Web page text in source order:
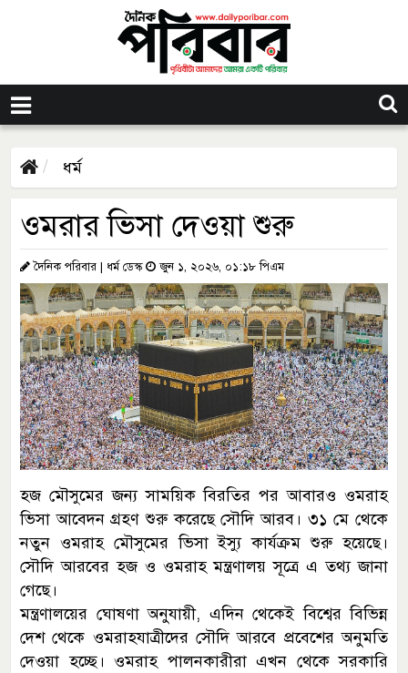
ধর্ম
ওমরার ভিসা দেওয়া শুরু
দৈনিক পরিবার | ধর্ম ডেস্ক জুন ১, ২০২৬, ০১:১৮ পিএম
হজ মৌসুমের জন্য সাময়িক বিরতির পর আবারও ওমরাহ
ভিসা আবেদন গ্রহণ শুরু করেছে সৌদি আরব। ৩১ মে থেকে
নতুন ওমরাহ মৌসুমের ভিসা ইস্যু কার্যক্রম শুরু হয়েছে।
সৌদি আরবের হজ ও ওমরাহ মন্ত্রণালয় সূত্রে এ তথ্য জানা
গেছে।
মন্ত্রণালয়ের ঘোষণা অনুযায়ী, এদিন থেকেই বিশ্বের বিভিন্ন
দেশ থেকে ওমরাহযাত্রীদের সৌদি আরবে প্রবেশের অনুমতি
দেওয়া হচ্ছে। ওমরাহ পালনকারীরা এখন থেকে সরকারি